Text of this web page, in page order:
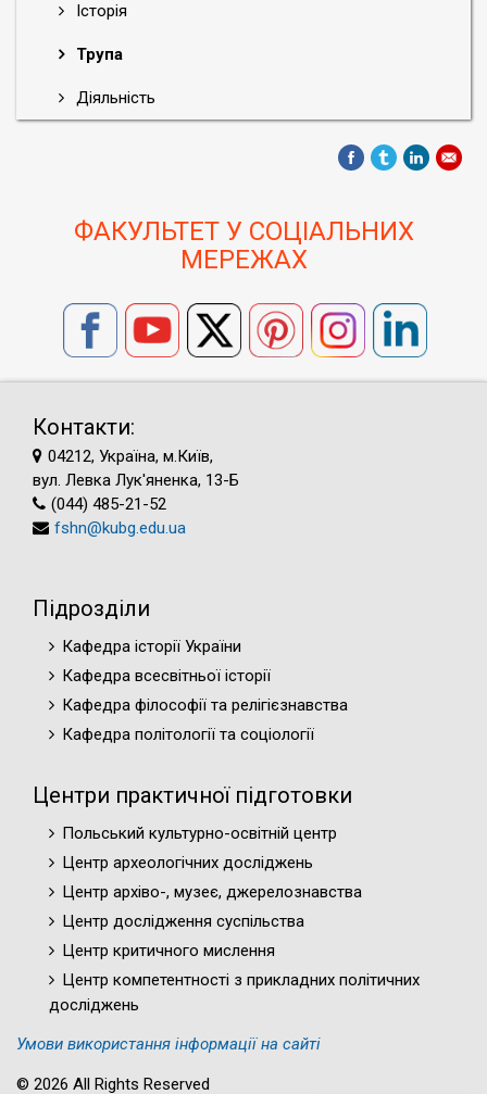
Історія
Трупа
Діяльність
ФАКУЛЬТЕТ У СОЦІАЛЬНИХ
МЕРЕЖАХ
Контакти:
04212, Україна, м.Київ,
вул. Левка Лук'яненка, 13-Б
(044) 485-21-52
fshn@kubg.edu.ua
Підрозділи
Кафедра історії України
Кафедра всесвітньої історії
Кафедра філософії та релігієзнавства
Кафедра політології та соціології
Центри практичної підготовки
Польський культурно-освітній центр
Центр археологічних досліджень
Центр архіво-, музеє, джерелознавства
Центр дослідження суспільства
Центр критичного мислення
Центр компетентності з прикладних політичних
досліджень
Умови використання інформації на сайті
© 2026 All Rights Reserved